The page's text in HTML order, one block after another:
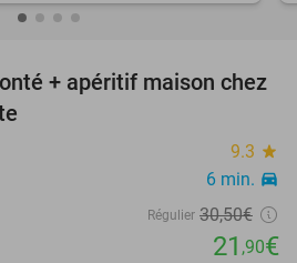
28%
+ apéritif maison chez
9.3 star
6 min. directions_car
Régulier 30,50€
21 ,90€